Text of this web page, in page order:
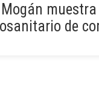
Mogán
de
en el municipio